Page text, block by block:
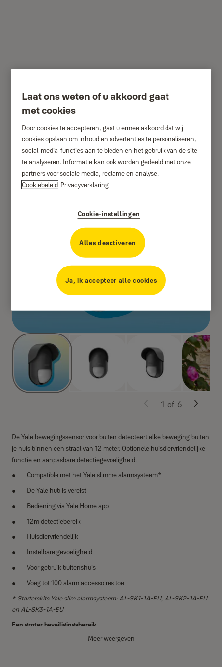
Yale bewegingssensor
voor buiten AL-EPIR-1A-
De Yale bewegingssensor voor buiten detecteert elke beweging buiten
je huis binnen een straal van 12 meter. Optionele huisdiervriendelijke
functie en aanpasbare detectiegevoeligheid. ​
Compatible met het Yale slimme alarmsysteem*
De Yale hub is vereist
Bediening via Yale Home app
12m detectiebereik
Huisdiervriendelijk
Instelbare gevoeligheid
Voor gebruik buitenshuis
Voeg tot 100 alarm accessoires toe
* Starterskits Yale slim alarmsysteem: AL-SK1-1A-EU, AL-SK2-1A-EU
en AL-SK3-1A-EU
Een groter beveiligingsbereik
Uitgerust om beweging buiten je huis te detecteren, of het nu opritten
Meer weergeven
1 of 6
Laat ons weten of u akkoord gaat
met cookies
Door cookies te accepteren, gaat u ermee akkoord dat wij
cookies opslaan om inhoud en advertenties te personaliseren,
social-media-functies aan te bieden en het gebruik van de site
te analyseren. Informatie kan ook worden gedeeld met onze
partners voor sociale media, reclame en analyse.
Cookiebeleid Privacyverklaring
Cookie-instellingen
Alles deactiveren
Ja, ik accepteer alle cookies